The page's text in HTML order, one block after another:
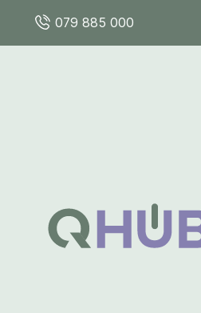
079 885 000